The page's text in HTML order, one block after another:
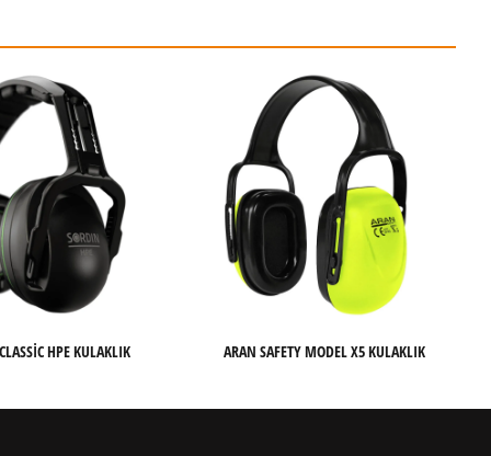
HPE KULAKLIK ARAN SAFETY MODEL X5 KULAKLIK